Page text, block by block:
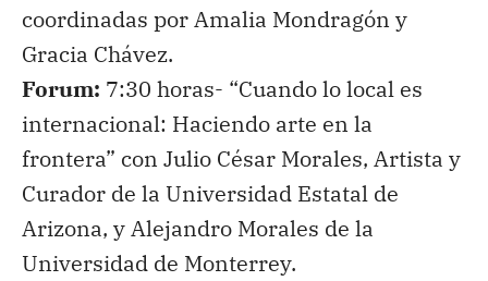
coordinadas por Amalia Mondragón y
Gracia Chávez.
Forum: 7:30 horas- “Cuando lo local es
internacional: Haciendo arte en la
frontera” con Julio César Morales, Artista y
Curador de la Universidad Estatal de
Arizona, y Alejandro Morales de la
Universidad de Monterrey.